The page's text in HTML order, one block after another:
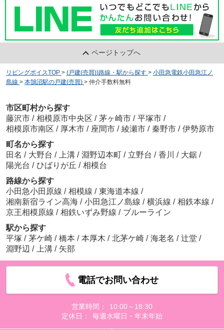
ページトップへ
リビングボイスTOP > (戸建(売買))路線・駅から探す > 小田急電鉄小田急江ノ
島線 > 本鵠沼駅の戸建(売買) > 仲介手数料無料
市区町村から探す
藤沢市 / 相模原市中央区 / 茅ヶ崎市 / 平塚市 /
相模原市南区 / 厚木市 / 座間市 / 綾瀬市 / 秦野市 / 伊勢原市
町名から探す
田名 / 大野台 / 上溝 / 淵野辺本町 / 立野台 / 香川 / 大鋸 /
陽光台 / ひばりが丘 / 相模台
路線から探す
小田急小田原線 / 相模線 / 東海道本線 /
湘南新宿ライン高海 / 小田急江ノ島線 / 横浜線 / 相鉄本線 /
京王相模原線 / 相鉄いずみ野線 / ブルーライン
駅から探す
平塚 / 茅ケ崎 / 橋本 / 本厚木 / 北茅ケ崎 / 海老名 / 辻堂 /
淵野辺 / 上溝 / 矢部
電話でお問い合わせ
営業時間：
10:00～18:30
定休日：
毎週水曜日・年末年始